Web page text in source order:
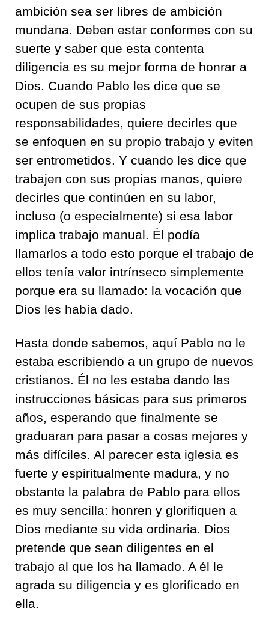
ambición sea ser libres de ambición
mundana. Deben estar conformes con su
suerte y saber que esta contenta
diligencia es su mejor forma de honrar a
Dios. Cuando Pablo les dice que se
ocupen de sus propias
responsabilidades, quiere decirles que
se enfoquen en su propio trabajo y eviten
ser entrometidos. Y cuando les dice que
trabajen con sus propias manos, quiere
decirles que continúen en su labor,
incluso (o especialmente) si esa labor
implica trabajo manual. Él podía
llamarlos a todo esto porque el trabajo de
ellos tenía valor intrínseco simplemente
porque era su llamado: la vocación que
Dios les había dado.
Hasta donde sabemos, aquí Pablo no le
estaba escribiendo a un grupo de nuevos
cristianos. Él no les estaba dando las
instrucciones básicas para sus primeros
años, esperando que finalmente se
graduaran para pasar a cosas mejores y
más difíciles. Al parecer esta iglesia es
fuerte y espiritualmente madura, y no
obstante la palabra de Pablo para ellos
es muy sencilla: honren y glorifiquen a
Dios mediante su vida ordinaria. Dios
pretende que sean diligentes en el
trabajo al que los ha llamado. A él le
agrada su diligencia y es glorificado en
ella.